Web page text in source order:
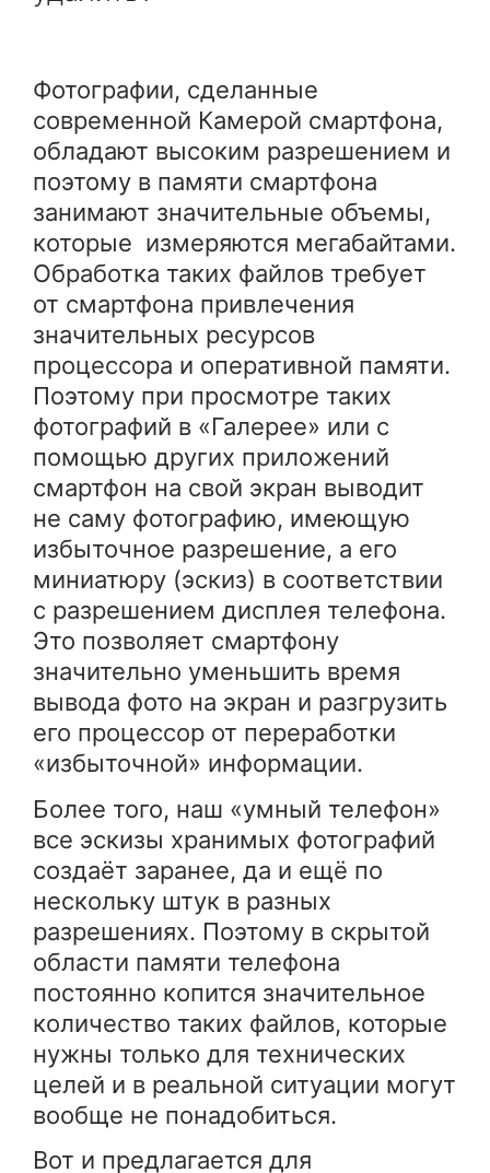
Фотографии, сделанные
современной Камерой смартфона,
обладают высоким разрешением и
поэтому в памяти смартфона
занимают значительные объемы,
которые измеряются мегабайтами.
Обработка таких файлов требует
от смартфона привлечения
значительных ресурсов
процессора и оперативной памяти.
Поэтому при просмотре таких
фотографий в «Галерее» или с
помощью других приложений
смартфон на свой экран выводит
не саму фотографию, имеющую
избыточное разрешение, а его
миниатюру (эскиз) в соответствии
с разрешением дисплея телефона.
Это позволяет смартфону
значительно уменьшить время
вывода фото на экран и разгрузить
его процессор от переработки
«избыточной» информации.
Более того, наш «умный телефон»
все эскизы хранимых фотографий
создаёт заранее, да и ещё по
нескольку штук в разных
разрешениях. Поэтому в скрытой
области памяти телефона
постоянно копится значительное
количество таких файлов, которые
нужны только для технических
целей и в реальной ситуации могут
вообще не понадобиться.
Вот и предлагается для